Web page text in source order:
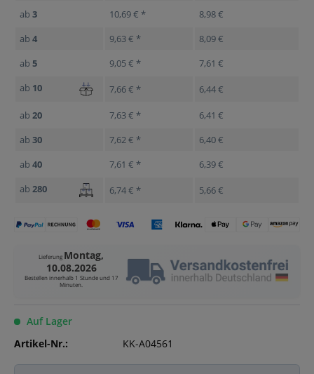
ab 3 10,69 € *
8,98 €
ab 4 9,63 € *
8,09 €
ab 5 9,05 € *
7,61 €
ab 10 7,66 € * 6,44 €
ab 20 7,63 € *
6,41 €
ab 30 7,62 € *
6,40 €
ab 40 7,61 € *
6,39 €
ab 280 6,74 € * 5,66 €
Lieferung Montag,
10.08.2026
Bestellen innerhalb 1 Stunde und 17
Minuten.
Auf Lager
Artikel-Nr.:
KK-A04561